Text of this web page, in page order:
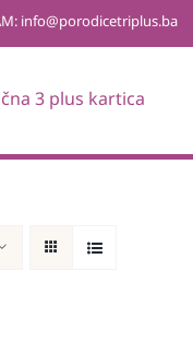
info@porodicetriplus.ba
3 plus kartica